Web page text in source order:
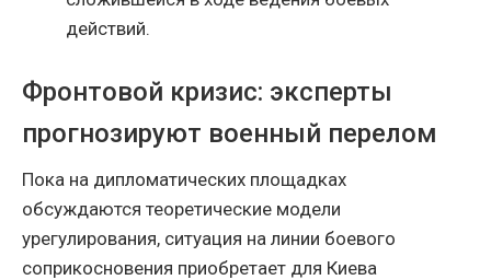
действий.
Фронтовой кризис: эксперты
прогнозируют военный перелом
Пока на дипломатических площадках
обсуждаются теоретические модели
урегулирования, ситуация на линии боевого
соприкосновения приобретает для Киева